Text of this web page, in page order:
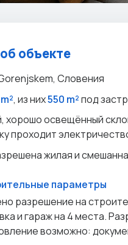
объекте
Словения
, из них550 m²под
освещённый
проходит
жилая и
параметры
разрешение на
и гараж на 4 места.
возможно: